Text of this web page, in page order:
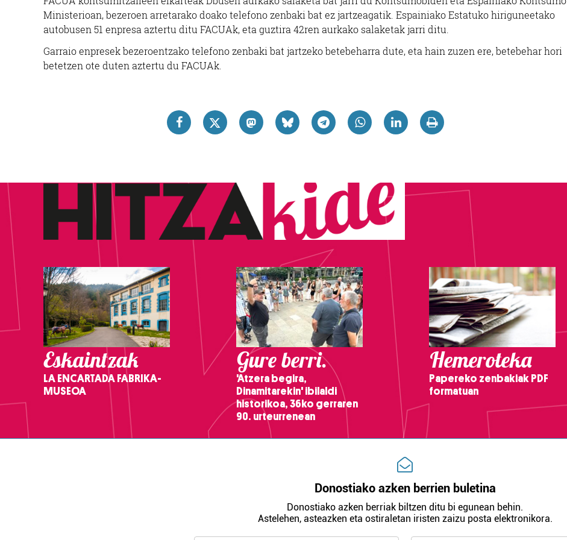
Ministerioan, bezeroen arretarako doako telefono zenbaki bat ez jartzeagatik. Espainiako Estatuko hiriguneetako
autobusen 51 enpresa aztertu ditu FACUAk, eta guztira 42ren aurkako salaketak jarri ditu.
Garraio enpresek bezeroentzako telefono zenbaki bat jartzeko betebeharra dute, eta hain zuzen ere, betebehar hori
betetzen ote duten aztertu du FACUAk.
Eskaintzak
LA ENCARTADA FABRIKA-
MUSEOA
Gure berri.
'Atzera begira,
Dinamitarekin' ibilaldi
historikoa, 36ko gerraren
90. urteurrenean
Hemeroteka
Papereko zenbakiak PDF
formatuan
Donostiako azken berrien buletina
Donostiako azken berriak biltzen ditu bi egunean behin.
Astelehen, asteazken eta ostiraletan iristen zaizu posta elektronikora.